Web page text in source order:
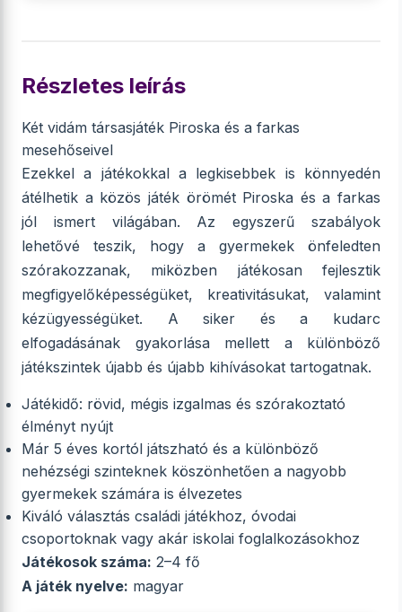
Részletes leírás
Két vidám társasjáték Piroska és a farkas
mesehőseivel
Ezekkel a játékokkal a legkisebbek is könnyedén
átélhetik a közös játék örömét Piroska és a farkas
jól ismert világában. Az egyszerű szabályok
lehetővé teszik, hogy a gyermekek önfeledten
szórakozzanak, miközben játékosan fejlesztik
megfigyelőképességüket, kreativitásukat, valamint
kézügyességüket. A siker és a kudarc
elfogadásának gyakorlása mellett a különböző
játékszintek újabb és újabb kihívásokat tartogatnak.
Játékidő: rövid, mégis izgalmas és szórakoztató
élményt nyújt
Már 5 éves kortól játszható és a különböző
nehézségi szinteknek köszönhetően a nagyobb
gyermekek számára is élvezetes
Kiváló választás családi játékhoz, óvodai
csoportoknak vagy akár iskolai foglalkozásokhoz
Játékosok száma: 2–4 fő
A játék nyelve: magyar